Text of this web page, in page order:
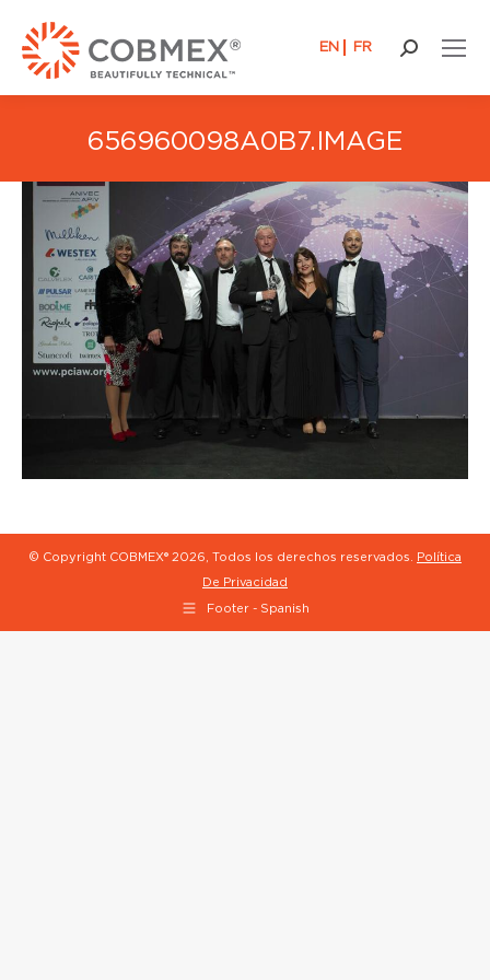
EN FR Buscar:
656960098A0B7.IMAGE
© Copyright COBMEX® 2026, Todos los derechos reservados. Política
De Privacidad
Footer - Spanish